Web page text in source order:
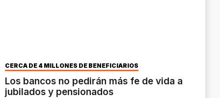
CERCA DE 4 MILLONES DE BENEFICIARIOS
Los bancos no pedirán más fe de vida a
jubilados y pensionados